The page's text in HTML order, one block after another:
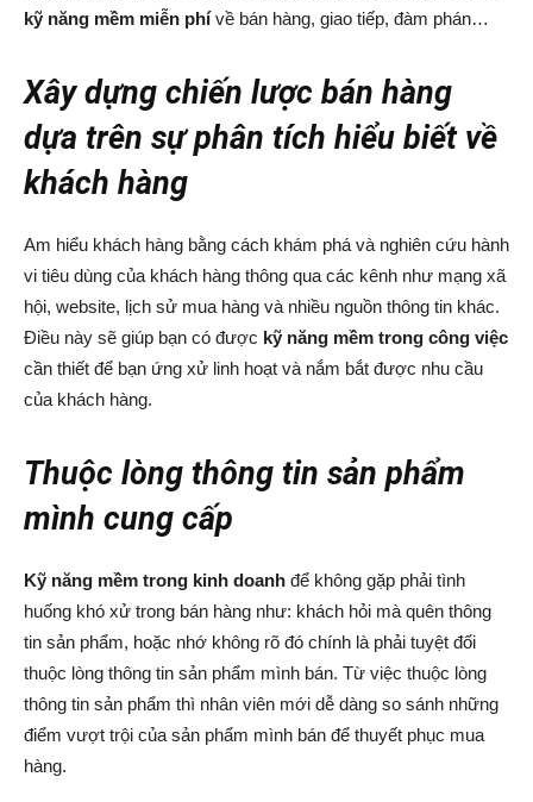
kỹ năng mềm miễn phívề bán hàng, giao tiếp, đàm phán…
Xây dựng chiến lược bán hàng
dựa trên sự phân tích hiểu biết về
khách hàng
Am hiểu khách hàng bằng cách khám phá và nghiên cứu hành
vi tiêu dùng của khách hàng thông qua các kênh như mạng xã
hội, website, lịch sử mua hàng và nhiều nguồn thông tin khác.
Điều này sẽ giúp bạn có được kỹ năng mềm trong công việc
cần thiết để bạn ứng xử linh hoạt và nắm bắt được nhu cầu
của khách hàng.
Thuộc lòng thông tin sản phẩm
mình cung cấp
Kỹ năng mềm trong kinh doanh để không gặp phải tình
huống khó xử trong bán hàng như: khách hỏi mà quên thông
tin sản phẩm, hoặc nhớ không rõ đó chính là phải tuyệt đối
thuộc lòng thông tin sản phẩm mình bán. Từ việc thuộc lòng
thông tin sản phẩm thì nhân viên mới dễ dàng so sánh những
điểm vượt trội của sản phẩm mình bán để thuyết phục mua
hàng.